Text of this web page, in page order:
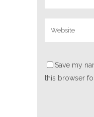
Save my
this browser